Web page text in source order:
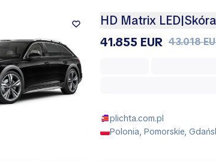
HD Matrix
41.855 EUR 43.018
plichta.com.pl
Polonia, Pomorskie,